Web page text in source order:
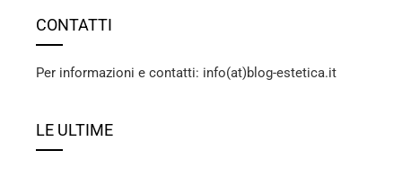
CONTATTI
Per informazioni e contatti: info(at)blog-estetica.it
LE ULTIME